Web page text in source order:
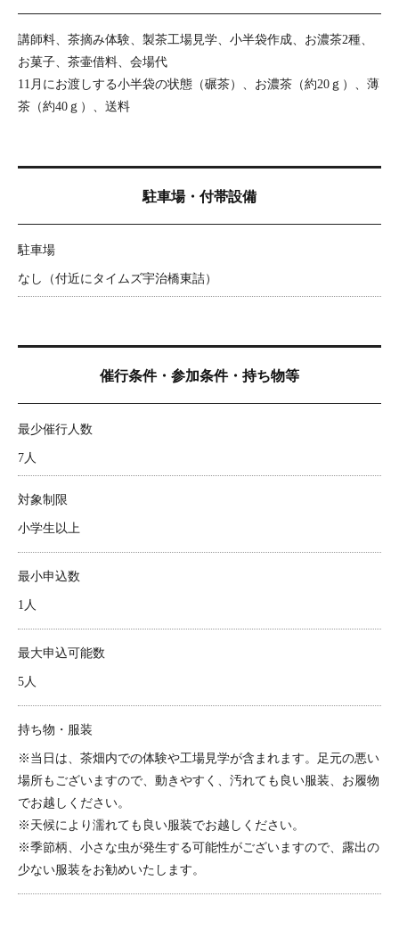
講師料、茶摘み体験、製茶工場見学、小半袋作成、お濃茶2種、
お菓子、茶壷借料、会場代
11月にお渡しする小半袋の状態（碾茶）、お濃茶（約20ｇ）、薄
茶（約40ｇ）、送料
駐車場・付帯設備
駐車場
なし（付近にタイムズ宇治橋東詰）
催行条件・参加条件・持ち物等
最少催行人数
7人
対象制限
小学生以上
最小申込数
1人
最大申込可能数
5人
持ち物・服装
※当日は、茶畑内での体験や工場見学が含まれます。足元の悪い
場所もございますので、動きやすく、汚れても良い服装、お履物
でお越しください。
※天候により濡れても良い服装でお越しください。
※季節柄、小さな虫が発生する可能性がございますので、露出の
少ない服装をお勧めいたします。